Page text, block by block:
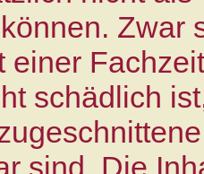
Zwar
einer
schädlich
sind. Die